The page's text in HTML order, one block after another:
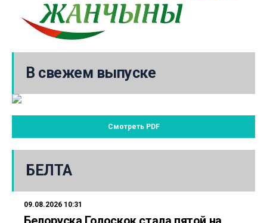
В свежем выпуске
Смотреть PDF
БЕЛТА
09.08.2026 10:31